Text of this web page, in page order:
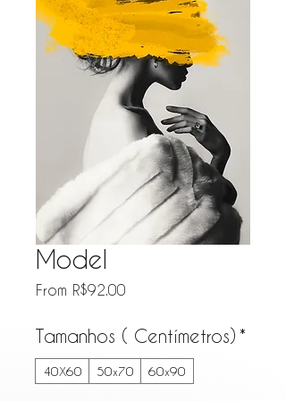
Model
From R$92.00
Tamanhos ( Centímetros) *
40X60 50x70 60x90